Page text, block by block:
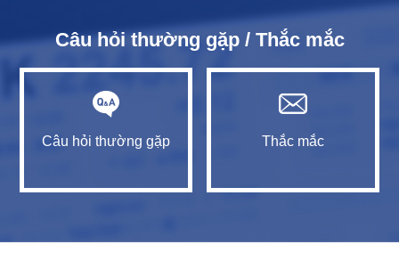
Câu hỏi thường gặp / Thắc mắc
Câu hỏi thường gặp Thắc mắc